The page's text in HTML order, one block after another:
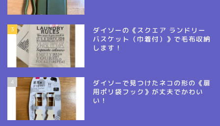
3
ダイソーの《スクエア ランドリー
バスケット（巾着付）》で毛布収納
します！
4
ダイソーで見つけたネコの形の《扉
用ポリ袋フック》が丈夫でかわい
い！